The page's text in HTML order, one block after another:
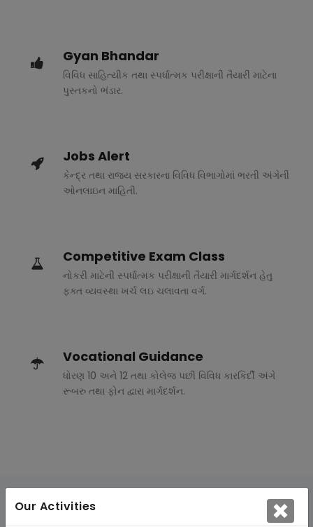
Our Activities
Gyan Bhandar
વિવિધ સાહિત્યીક તથા સ્પર્ધાત્મક પરીક્ષાની તૈયારી માટેના
પુસ્તકનો ભંડાર.
Jobs Alert
કેન્દ્ર તથા રાજ્ય સરકારના વિવિધ વિભાગોમાં ભરતી અંગેની
ઓનલાઇન માહિતી.
Competitive Exam Class
નોકરી માટેની સ્પર્ધાત્મક પરીક્ષાની તૈયારી માર્ગદર્શન હેતુ
ફક્ત વ્યવસ્થા ખર્ચ લઇ ચલાવતા વર્ગ.
Vocational Guidance
ધોરણ 10 અને 12 તથા કોલેજ પછી વિવિધ કારકિર્દી અંગે
રૂબરુ તથા ફોન દ્વારા માર્ગદર્શન.